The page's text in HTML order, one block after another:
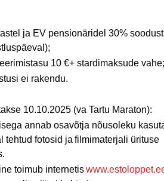
ja EV pensionäridel 30%
10 €+ stardimaksude
ei rakendu.
10.10.2025 (va Tartu Maraton):
annab osavõtja nõusoleku
tehtud fotosid ja filmimaterjali ürituse
toimub internetis